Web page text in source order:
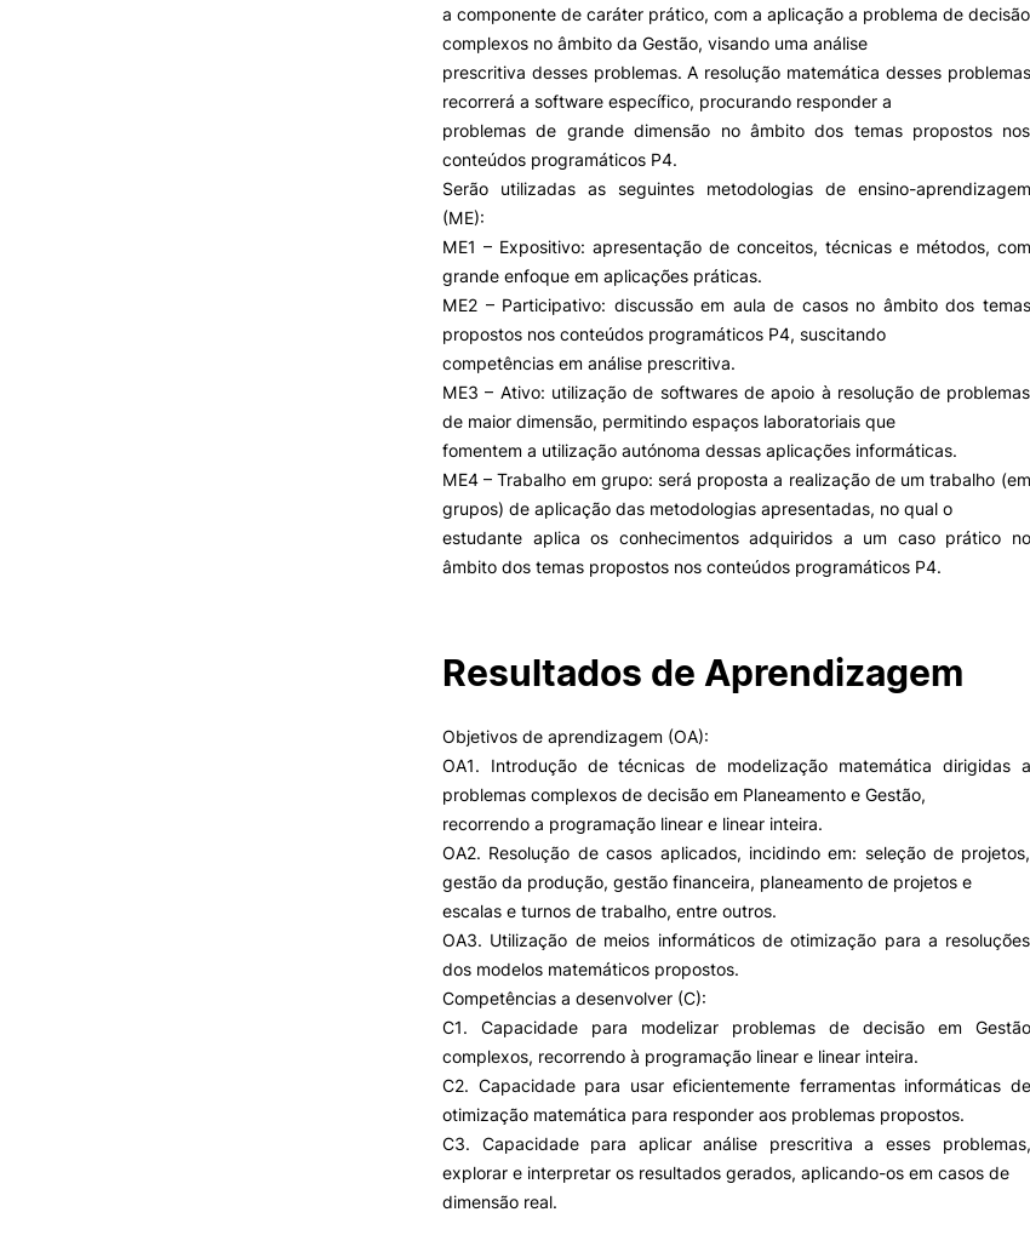
Razões para escolher o IPC
Oliveira do Hospital
Associações de Estudantes
Vida Académica
Tunas Académicas
Informações Úteis
II&D E EMPRESAS
Empresas
INOPOL Academia de
Empreendedorismo
Produção Científica
Coimbra iTEC
AÇÃO
Apresentação
Gabinete de
– GAE
Alojamento
Saúde & Bem-
Missão e objetivos
Podcast “Quintas Académicas
com Alumni”
Cartão Alumni
Portal de Emprego
PROJETOS PRR
Impulso Jovens STEAM e
Impulso Adultos
Acessibilidades
Farm4Future
IPC+Sucesso
Pedagógica
MAGAZINE
Oferta Formativa Geral
Pesquisa
a componente de caráter prático, com a aplicação a problema de decisão
complexos no âmbito da Gestão, visando uma análise
prescritiva desses problemas. A resolução matemática desses problemas
recorrerá a software específico, procurando responder a
problemas de grande dimensão no âmbito dos temas propostos nos
conteúdos programáticos P4.
Serão utilizadas as seguintes metodologias de ensino-aprendizagem
(ME):
ME1 – Expositivo: apresentação de conceitos, técnicas e métodos, com
grande enfoque em aplicações práticas.
ME2 – Participativo: discussão em aula de casos no âmbito dos temas
propostos nos conteúdos programáticos P4, suscitando
competências em análise prescritiva.
ME3 – Ativo: utilização de softwares de apoio à resolução de problemas
de maior dimensão, permitindo espaços laboratoriais que
fomentem a utilização autónoma dessas aplicações informáticas.
ME4 – Trabalho em grupo: será proposta a realização de um trabalho (em
grupos) de aplicação das metodologias apresentadas, no qual o
estudante aplica os conhecimentos adquiridos a um caso prático no
âmbito dos temas propostos nos conteúdos programáticos P4.
Resultados de Aprendizagem
Objetivos de aprendizagem (OA):
OA1. Introdução de técnicas de modelização matemática dirigidas a
problemas complexos de decisão em Planeamento e Gestão,
recorrendo a programação linear e linear inteira.
OA2. Resolução de casos aplicados, incidindo em: seleção de projetos,
gestão da produção, gestão financeira, planeamento de projetos e
escalas e turnos de trabalho, entre outros.
OA3. Utilização de meios informáticos de otimização para a resoluções
dos modelos matemáticos propostos.
Competências a desenvolver (C):
C1. Capacidade para modelizar problemas de decisão em Gestão
complexos, recorrendo à programação linear e linear inteira.
C2. Capacidade para usar eficientemente ferramentas informáticas de
otimização matemática para responder aos problemas propostos.
C3. Capacidade para aplicar análise prescritiva a esses problemas,
explorar e interpretar os resultados gerados, aplicando-os em casos de
dimensão real.